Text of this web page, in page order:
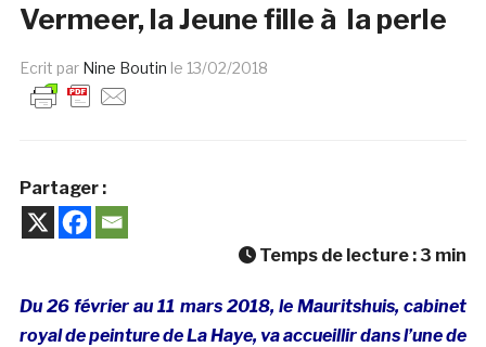
Vermeer, la Jeune fille à la perle
Ecrit par Nine Boutin le 13/02/2018
Partager :
Temps de lecture : 3 min
Du 26 février au 11 mars 2018, le Mauritshuis, cabinet
royal de peinture de La Haye, va accueillir dans l’une de